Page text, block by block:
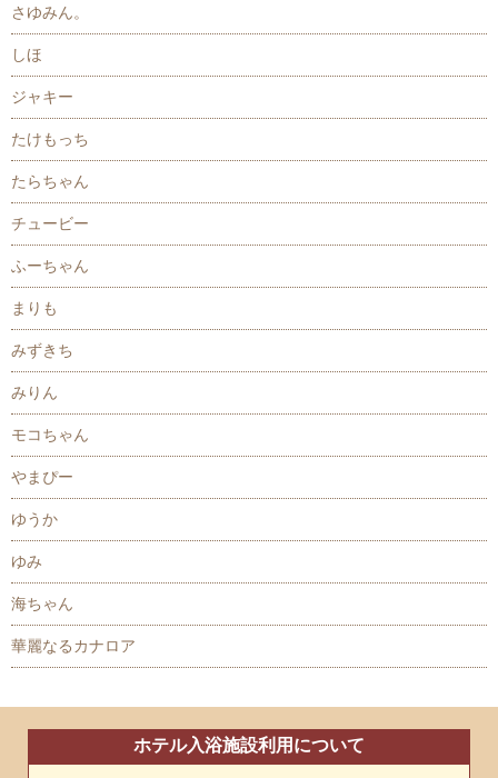
さゆみん。
しほ
ジャキー
たけもっち
たらちゃん
チュービー
ふーちゃん
まりも
みずきち
みりん
モコちゃん
やまぴー
ゆうか
ゆみ
海ちゃん
華麗なるカナロア
ホテル入浴施設利用について